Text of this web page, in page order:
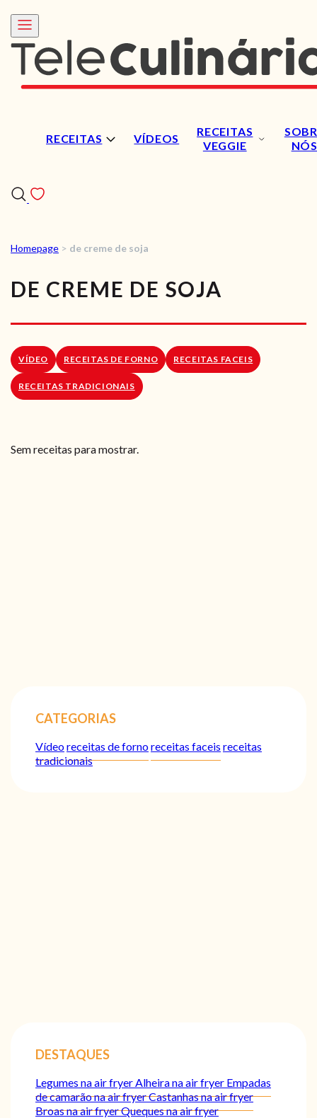
RECEITAS VÍDEOS
RECEITAS
VEGGIE
NÓS
RECEITAS
VÍDEOS
RECEITAS VEGGIE
SOBRE NÓS
LOJA ONLINE
Homepage > de creme de soja
DE CREME DE SOJA
VÍDEO RECEITAS DE FORNO RECEITAS FACEIS
RECEITAS TRADICIONAIS
Sem receitas para mostrar.
CATEGORIAS
Vídeoreceitas de fornoreceitas faceis receitas
tradicionais
DESTAQUES
Legumes na air fryerAlheira na air fryer Empadas
de camarão na air fryerCastanhas na air fryer
Broas na air fryerQueques na air fryer